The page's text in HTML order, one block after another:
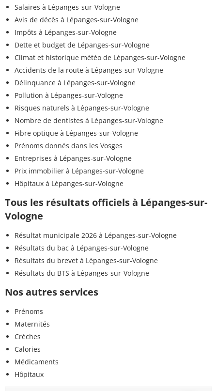
Salaires à Lépanges-sur-Vologne
Avis de décès à Lépanges-sur-Vologne
Impôts à Lépanges-sur-Vologne
Dette et budget de Lépanges-sur-Vologne
Climat et historique météo de Lépanges-sur-Vologne
Accidents de la route à Lépanges-sur-Vologne
Délinquance à Lépanges-sur-Vologne
Pollution à Lépanges-sur-Vologne
Risques naturels à Lépanges-sur-Vologne
Nombre de dentistes à Lépanges-sur-Vologne
Fibre optique à Lépanges-sur-Vologne
Prénoms donnés dans les Vosges
Entreprises à Lépanges-sur-Vologne
Prix immobilier à Lépanges-sur-Vologne
Hôpitaux à Lépanges-sur-Vologne
Tous les résultats officiels à Lépanges-sur-
Vologne
Résultat municipale 2026 à Lépanges-sur-Vologne
Résultats du bac à Lépanges-sur-Vologne
Résultats du brevet à Lépanges-sur-Vologne
Résultats du BTS à Lépanges-sur-Vologne
Nos autres services
Prénoms
Maternités
Crèches
Calories
Médicaments
Hôpitaux